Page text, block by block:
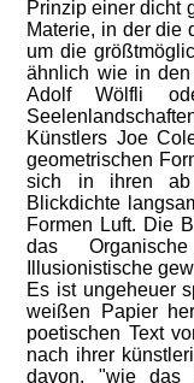
Prinzip einer dicht
Materie, in der die
um die
ähnlich wie in den
Adolf Wölfli
Künstlers Joe
geometrischen
sich in ihren ab
Blickdichte
Formen Luft. Die
das
Illusionistische
Es ist ungeheuer
weißen Papier
poetischen Text
nach ihrer
davon, "wie das